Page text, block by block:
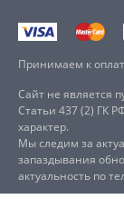
Принимаем к
Сайт не является
Статьи 437 (2) ГК
характер.
Мы следим за
запаздывания
актуальность по